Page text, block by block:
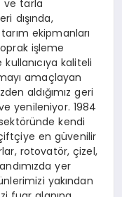
ve tarla
dışında,
ekipmanları
işleme
kaliteli
amaçlayan
aldığımız geri
yenileniyor. 1984
kendi
en güvenilir
rotovatör, çizel,
yer
yakından